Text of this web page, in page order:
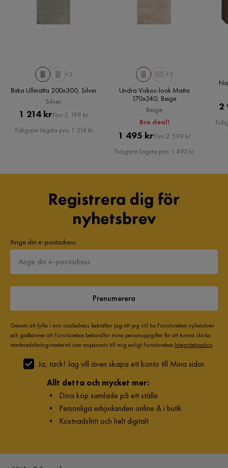
+5
Birka Ullmatta 200x300, Silver
Silver
Pris
1 214 krOriginal
Pris
Förr 2 199 kr
Tidigare lägsta pris 1 214 kr
+2
Undra Viskos-look Matta
170x240, Beige
Beige
Bra deal!
Pris
1 495 krOriginal
Pris
Förr 2 599 kr
Tidigare lägsta pris 1 495 kr
2
Registrera dig för
nyhetsbrev
Ange din e-postadress
Prenumerera
Genom att fylla i min mailadress bekräftar jag att jag vill ha Furniturebox nyhetsbrev
och godkänner att Furniturebox behandlar mina personuppgifter för att kunna skicka
marknadsföringsmaterial som anpassats till mig enligt Furniturebox Integritetspolicy.
Ja, tack! Jag vill även skapa ett konto till Mina sidor.
Allt detta och mycket mer:
• Dina köp samlade på ett ställe
• Personliga erbjudanden online & i butik
• Kostnadsfritt och helt digitalt